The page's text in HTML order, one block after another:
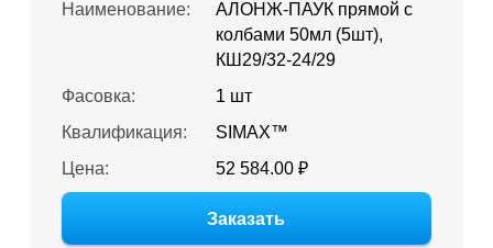
Наименование:
АЛОНЖ-ПАУК прямой с
колбами 50мл (5шт),
КШ29/32-24/29
Фасовка:
1 шт
Квалификация:
SIMAX™
Цена:
52 584.00 ₽
Заказать